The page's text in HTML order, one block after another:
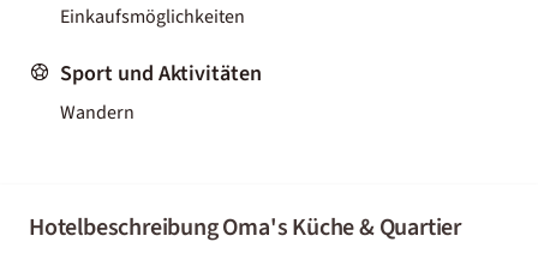
Einkaufsmöglichkeiten
Sport und Aktivitäten
Wandern
Hotelbeschreibung Oma's Küche & Quartier